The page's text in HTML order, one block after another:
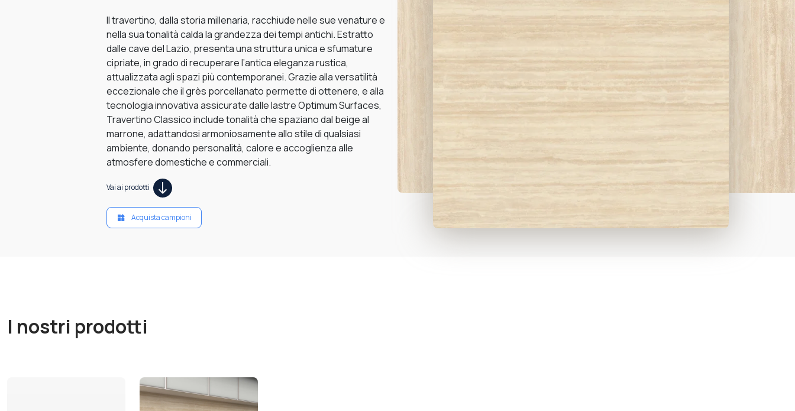
Il travertino, dalla storia millenaria, racchiude nelle sue venature e
nella sua tonalità calda la grandezza dei tempi antichi. Estratto
dalle cave del Lazio, presenta una struttura unica e sfumature
cipriate, in grado di recuperare l’antica eleganza rustica,
attualizzata agli spazi più contemporanei. Grazie alla versatilità
eccezionale che il grès porcellanato permette di ottenere, e alla
tecnologia innovativa assicurate dalle lastre Optimum Surfaces,
Travertino Classico include tonalità che spaziano dal beige al
marrone, adattandosi armoniosamente allo stile di qualsiasi
ambiente, donando personalità, calore e accoglienza alle
atmosfere domestiche e commerciali.
Vai ai prodotti
Acquista campioni
I nostri prodotti